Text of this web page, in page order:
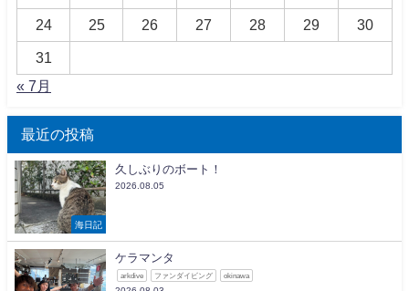
24 25 26 27 28 29 30
31
« 7月
最近の投稿
海日記
久しぶりのボート！
2026.08.05
ケラマンタ
arkdive ファンダイビング okinawa